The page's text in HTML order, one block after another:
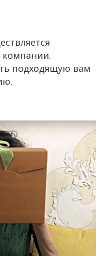
компании.
подходящую вам